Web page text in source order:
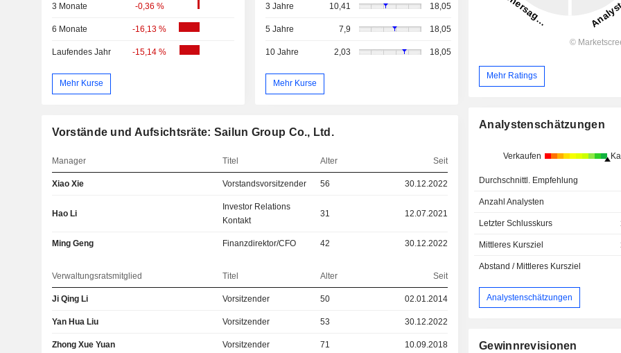
3 Monate -0,36 %
6 Monate -16,13 %
Laufendes Jahr -15,14 %
Mehr Kurse
3 Jahre 10,41 18,05
5 Jahre 7,9 18,05
10 Jahre 2,03 18,05
Mehr Kurse
Vorstände und Aufsichtsräte: Sailun Group Co., Ltd.
Manager Titel Alter Seit
Xiao Xie Vorstandsvorsitzender 56 30.12.2022
Hao Li
Investor Relations
Kontakt
31 12.07.2021
Ming Geng Finanzdirektor/CFO 42 30.12.2022
Verwaltungsratsmitglied Titel Alter Seit
Ji Qing Li Vorsitzender 50 02.01.2014
Yan Hua Liu Vorsitzender 53 30.12.2022
Zhong Xue Yuan Vorsitzender 71 10.09.2018
Mehr Ratings
Analystenschätzungen
Verkaufen
Durchschnittl. Empfehlung
Anzahl Analysten
Letzter Schlusskurs
Mittleres Kursziel
Abstand / Mittleres Kursziel
Analystenschätzungen
Gewinnrevisionen